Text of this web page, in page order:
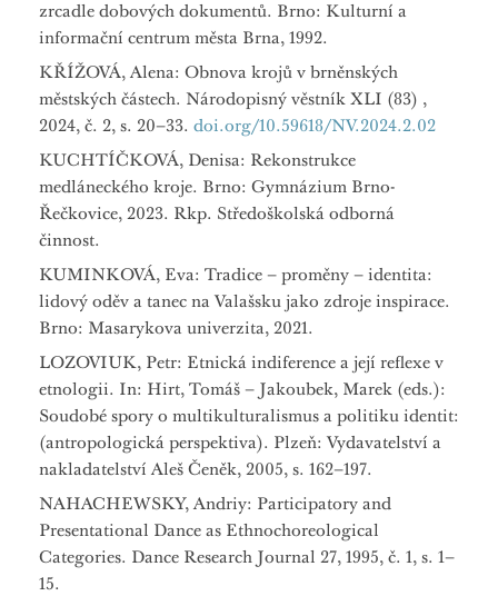
zrcadle dobových dokumentů. Brno: Kulturní a
informační centrum města Brna, 1992.
KŘÍŽOVÁ, Alena: Obnova krojů v brněnských
městských částech. Národopisný věstník XLI (83) ,
2024, č. 2, s. 20–33. doi.org/10.59618/NV.2024.2.02
KUCHTÍČKOVÁ, Denisa: Rekonstrukce
medláneckého kroje. Brno: Gymnázium Brno-
Řečkovice, 2023. Rkp. Středoškolská odborná
činnost.
KUMINKOVÁ, Eva: Tradice – proměny – identita:
lidový oděv a tanec na Valašsku jako zdroje inspirace.
Brno: Masarykova univerzita, 2021.
LOZOVIUK, Petr: Etnická indiference a její reflexe v
etnologii. In: Hirt, Tomáš – Jakoubek, Marek (eds.):
Soudobé spory o multikulturalismus a politiku identit:
(antropologická perspektiva). Plzeň: Vydavatelství a
nakladatelství Aleš Čeněk, 2005, s. 162–197.
NAHACHEWSKY, Andriy: Participatory and
Presentational Dance as Ethnochoreological
Categories. Dance Research Journal 27, 1995, č. 1, s. 1–
15.